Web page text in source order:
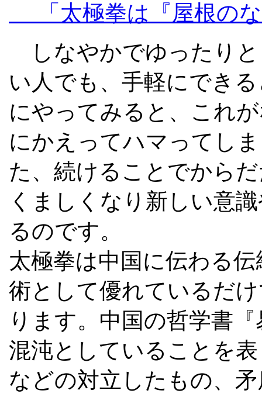
「太極拳は『屋根の
しなやかでゆったり
い人でも、手軽にでき
にやってみると、これ
にかえってハマってし
た、続けることでから
くましくなり新しい意
るのです。
太極拳は中国に伝わる
術として優れているだ
ります。中国の哲学書
混沌としていることを
などの対立したもの、